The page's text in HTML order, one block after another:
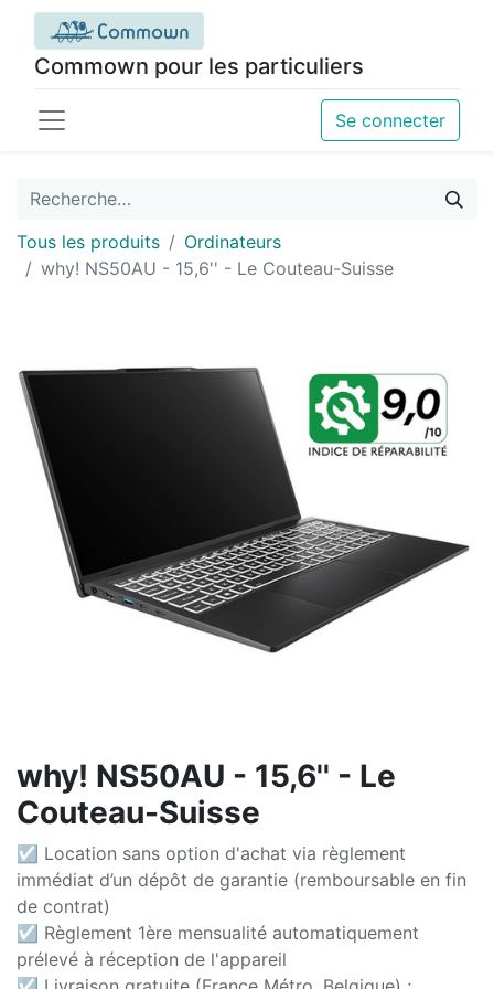
Commown pour les particuliers
Se connecter
Tous les produits
Ordinateurs
why! NS50AU - 15,6'' - Le Couteau-Suisse
why! NS50AU - 15,6'' - Le
Couteau-Suisse
☑ Location sans option d'achat via règlement
immédiat d’un dépôt de garantie (remboursable en fin
de contrat)
☑ Règlement 1ère mensualité automatiquement
prélevé à réception de l'appareil